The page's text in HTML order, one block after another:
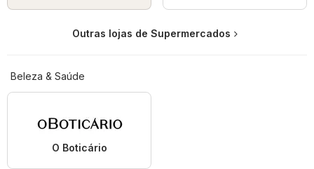
Outras lojas de Supermercados
Beleza & Saúde
O Boticário